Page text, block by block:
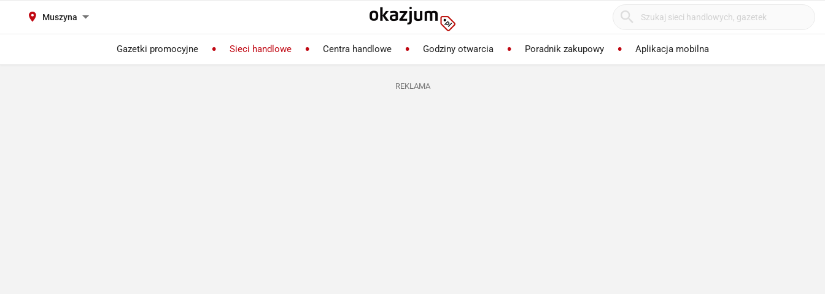
Muszyna
Gazetki promocyjne Sieci handlowe Centra handlowe Godziny otwarcia Poradnik zakupowy Aplikacja mobilna
REKLAMA